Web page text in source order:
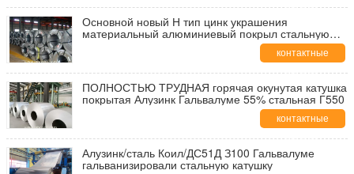
данные
Основной новый Н тип цинк украшения
материальный алюминиевый покрыл стальную
контактные
данные
ПОЛНОСТЬЮ ТРУДНАЯ горячая окунутая катушка
покрытая Алузинк Гальвалуме 55% стальная Г550
контактные
данные
Алузинк/сталь Коил/ДС51Д З100 Гальвалуме
гальванизировали стальную катушку